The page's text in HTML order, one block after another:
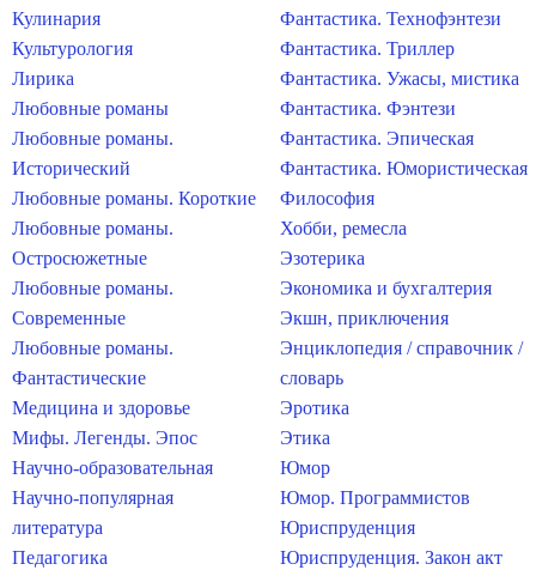
Кулинария
Культурология
Лирика
Любовные романы
Любовные романы.
Исторический
Любовные романы. Короткие
Любовные романы.
Остросюжетные
Любовные романы.
Современные
Любовные романы.
Фантастические
Медицина и здоровье
Мифы. Легенды. Эпос
Научно-образовательная
Научно-популярная
литература
Педагогика
Фантастика. Технофэнтези
Фантастика. Триллер
Фантастика. Ужасы, мистика
Фантастика. Фэнтези
Фантастика. Эпическая
Фантастика. Юмористическая
Философия
Хобби, ремесла
Эзотерика
Экономика и бухгалтерия
Экшн, приключения
Энциклопедия / справочник /
словарь
Эротика
Этика
Юмор
Юмор. Программистов
Юриспруденция
Юриспруденция. Закон акт